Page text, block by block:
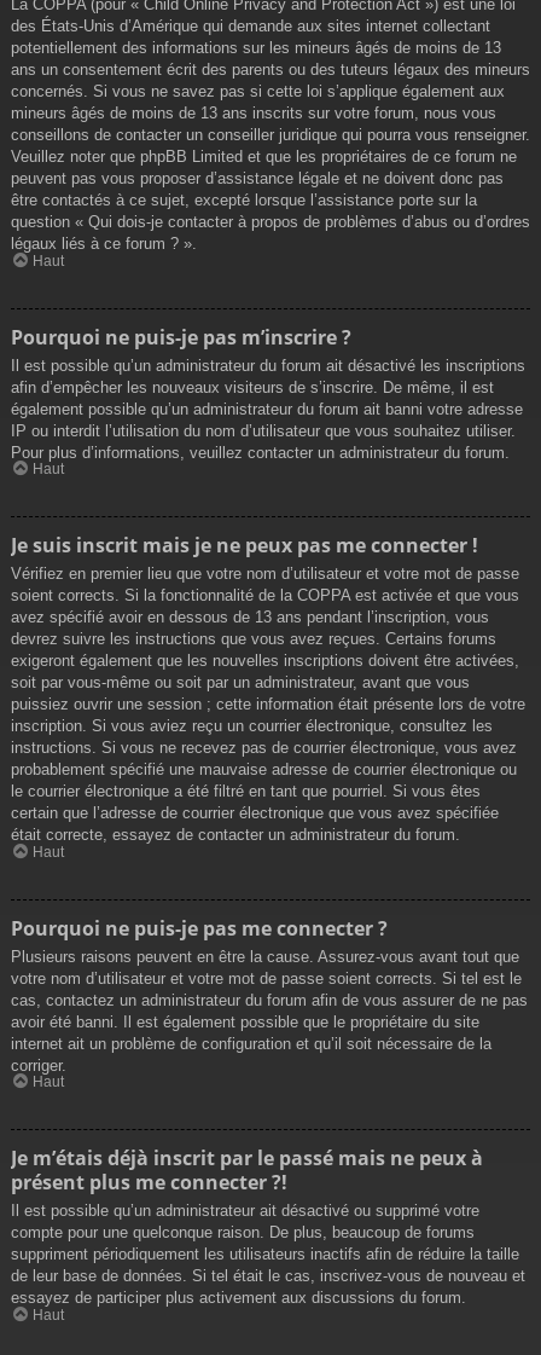
La COPPA (pour « Child Online Privacy and Protection Act ») est une loi
des États-Unis d’Amérique qui demande aux sites internet collectant
potentiellement des informations sur les mineurs âgés de moins de 13
ans un consentement écrit des parents ou des tuteurs légaux des mineurs
concernés. Si vous ne savez pas si cette loi s’applique également aux
mineurs âgés de moins de 13 ans inscrits sur votre forum, nous vous
conseillons de contacter un conseiller juridique qui pourra vous renseigner.
Veuillez noter que phpBB Limited et que les propriétaires de ce forum ne
peuvent pas vous proposer d’assistance légale et ne doivent donc pas
être contactés à ce sujet, excepté lorsque l’assistance porte sur la
question « Qui dois-je contacter à propos de problèmes d’abus ou d’ordres
légaux liés à ce forum ? ».
Haut
Pourquoi ne puis-je pas m’inscrire ?
Il est possible qu’un administrateur du forum ait désactivé les inscriptions
afin d’empêcher les nouveaux visiteurs de s’inscrire. De même, il est
également possible qu’un administrateur du forum ait banni votre adresse
IP ou interdit l’utilisation du nom d’utilisateur que vous souhaitez utiliser.
Pour plus d’informations, veuillez contacter un administrateur du forum.
Haut
Je suis inscrit mais je ne peux pas me connecter !
Vérifiez en premier lieu que votre nom d’utilisateur et votre mot de passe
soient corrects. Si la fonctionnalité de la COPPA est activée et que vous
avez spécifié avoir en dessous de 13 ans pendant l’inscription, vous
devrez suivre les instructions que vous avez reçues. Certains forums
exigeront également que les nouvelles inscriptions doivent être activées,
soit par vous-même ou soit par un administrateur, avant que vous
puissiez ouvrir une session ; cette information était présente lors de votre
inscription. Si vous aviez reçu un courrier électronique, consultez les
instructions. Si vous ne recevez pas de courrier électronique, vous avez
probablement spécifié une mauvaise adresse de courrier électronique ou
le courrier électronique a été filtré en tant que pourriel. Si vous êtes
certain que l’adresse de courrier électronique que vous avez spécifiée
était correcte, essayez de contacter un administrateur du forum.
Haut
Pourquoi ne puis-je pas me connecter ?
Plusieurs raisons peuvent en être la cause. Assurez-vous avant tout que
votre nom d’utilisateur et votre mot de passe soient corrects. Si tel est le
cas, contactez un administrateur du forum afin de vous assurer de ne pas
avoir été banni. Il est également possible que le propriétaire du site
internet ait un problème de configuration et qu’il soit nécessaire de la
corriger.
Haut
Je m’étais déjà inscrit par le passé mais ne peux à
présent plus me connecter ?!
Il est possible qu’un administrateur ait désactivé ou supprimé votre
compte pour une quelconque raison. De plus, beaucoup de forums
suppriment périodiquement les utilisateurs inactifs afin de réduire la taille
de leur base de données. Si tel était le cas, inscrivez-vous de nouveau et
essayez de participer plus activement aux discussions du forum.
Haut